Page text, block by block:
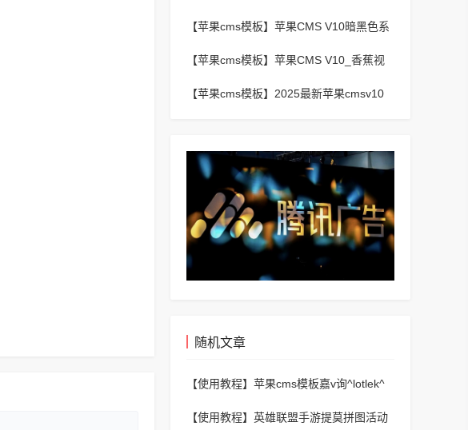
测源码 有演示
【苹果cms模板】 苹果CMS V10暗黑色系
【苹果cms模板】 苹果CMS V10_香蕉视
【苹果cms模板】 2025最新苹果cmsv10
随机文章
【使用教程】 苹果cms模板嘉v询^lotlek^
【使用教程】 英雄联盟手游提莫拼图活动